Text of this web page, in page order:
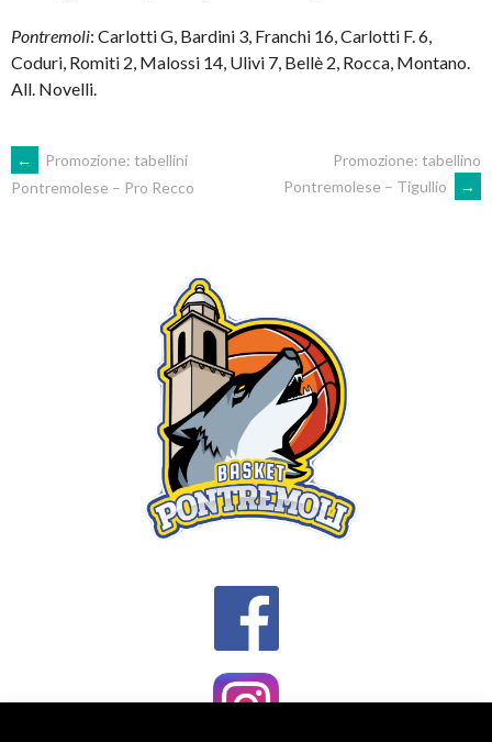
Pontremoli: Carlotti G, Bardini 3, Franchi 16, Carlotti F. 6,
Coduri, Romiti 2, Malossi 14, Ulivi 7, Bellè 2, Rocca, Montano.
All. Novelli.
POST
←
Promozione: tabellini
Pontremolese – Pro Recco
Promozione: tabellino
Pontremolese – Tigullio
→